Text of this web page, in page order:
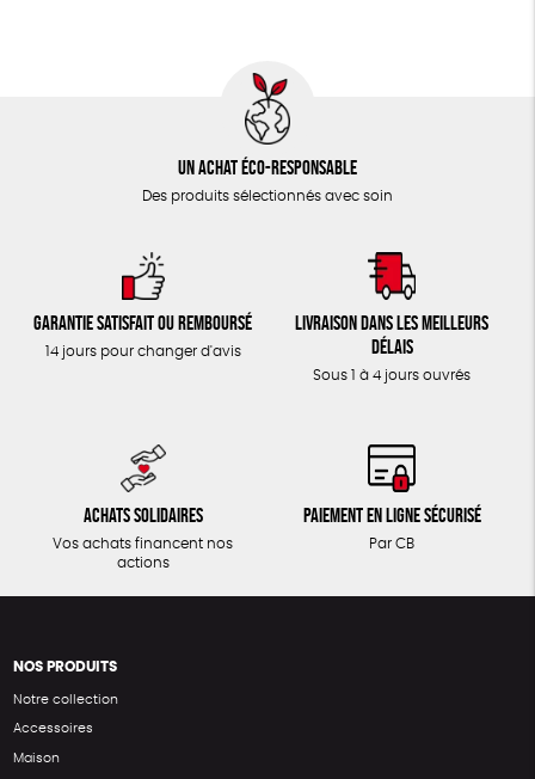
Un achat éco-responsable
Des produits sélectionnés avec soin
Garantie satisfait ou remboursé
14 jours pour changer d'avis
Livraison dans les meilleurs
délais
Sous 1 à 4 jours ouvrés
Achats solidaires
Vos achats financent nos
actions
Paiement en ligne sécurisé
Par CB
NOS PRODUITS
Notre collection
Accessoires
Maison